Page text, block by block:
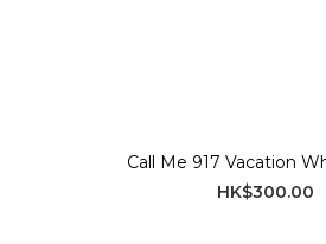
Call Me 917 Vacation
HK$300.00